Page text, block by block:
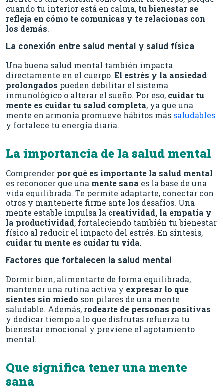
cuando tu interior está en calma, tu bienestar se
refleja en cómo te comunicas y te relacionas con
los demás.
La conexión entre salud mental y salud física
Una buena salud mental también impacta
directamente en el cuerpo. El estrés y la ansiedad
prolongados pueden debilitar el sistema
inmunológico o alterar el sueño. Por eso, cuidar tu
mente es cuidar tu salud completa, ya que una
mente en armonía promueve hábitos más saludables
y fortalece tu energía diaria.
La importancia de la salud mental
Comprender por qué es importante la salud mental
es reconocer que una mente sana es la base de una
vida equilibrada. Te permite adaptarte, conectar con
otros y mantenerte firme ante los desafíos. Una
mente estable impulsa la creatividad, la empatía y
la productividad, fortaleciendo también tu bienestar
físico al reducir el impacto del estrés. En síntesis,
cuidar tu mente es cuidar tu vida.
Factores que fortalecen la salud mental
Dormir bien, alimentarte de forma equilibrada,
mantener una rutina activa y expresar lo que
sientes sin miedo son pilares de una mente
saludable. Además, rodearte de personas positivas
y dedicar tiempo a lo que disfrutas refuerza tu
bienestar emocional y previene el agotamiento
mental.
Que significa tener una mente
sana